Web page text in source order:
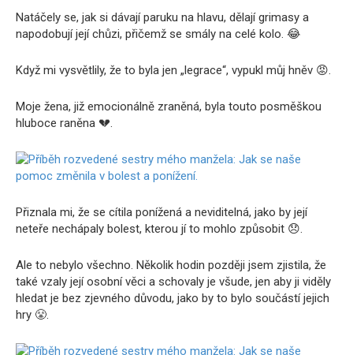
Natáčely se, jak si dávají paruku na hlavu, dělají grimasy a
napodobují její chůzi, přičemž se smály na celé kolo. 😂
Když mi vysvětlily, že to byla jen „legrace“, vypukl můj hněv 😡.
Moje žena, již emocionálně zraněná, byla touto posměškou
hluboce raněna 💔.
Přiznala mi, že se cítila ponížená a neviditelná, jako by její
neteře nechápaly bolest, kterou jí to mohlo způsobit 😞.
Ale to nebylo všechno. Několik hodin později jsem zjistila, že
také vzaly její osobní věci a schovaly je všude, jen aby ji viděly
hledat je bez zjevného důvodu, jako by to bylo součástí jejich
hry 😤.